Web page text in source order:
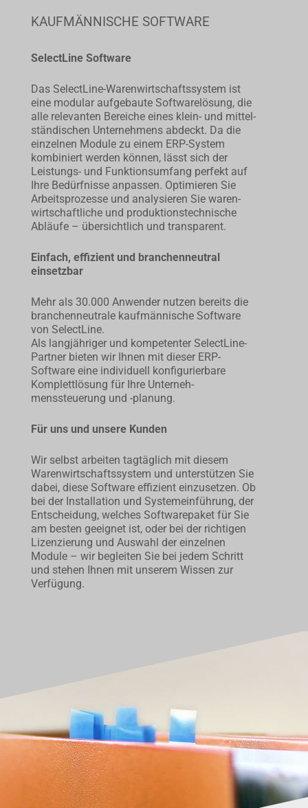
KAUFMÄNNISCHE SOFTWARE
SelectLine Software
Das SelectLine-Warenwirt­schafts­system ist
eine modular aufgebaute Software­lösung, die
alle relevanten Bereiche eines klein- und mittel­
stän­­dischen Unternehmens abdeckt. Da die
einzelnen Module zu einem ERP-System
kombiniert werden können, lässt sich der
Leistungs- und Funk­tionsumfang perfekt auf
Ihre Bedürfnisse anpassen. Optimieren Sie
Arbeits­prozesse und analysieren Sie waren­
wirt­schaftliche und produktions­technische
Abläufe – übersichtlich und transparent.
Einfach, effizient und branchenneutral
einsetzbar
Mehr als 30.000 Anwender nutzen bereits die
branchenneutrale kaufmän­nische Software
von SelectLine.
Als langjähriger und kompetenter SelectLine-
Partner bieten wir Ihnen mit dieser ERP-
Software eine individuell konfigurierbare
Komplett­lösung für Ihre Unterneh­
menssteuerung und -planung.
Für uns und unsere Kunden
Wir selbst arbeiten tagtäglich mit diesem
Warenwirtschaftssystem und unterstützen Sie
dabei, diese Software effizient einzusetzen. Ob
bei der Installation und System­einführung, der
Entscheidung, welches Soft­ware­­paket für Sie
am besten geeignet ist, oder bei der richtigen
Lizen­zierung und Auswahl der einzelnen
Module – wir beglei­ten Sie bei jedem Schritt
und stehen Ihnen mit unserem Wissen zur
Verfügung.